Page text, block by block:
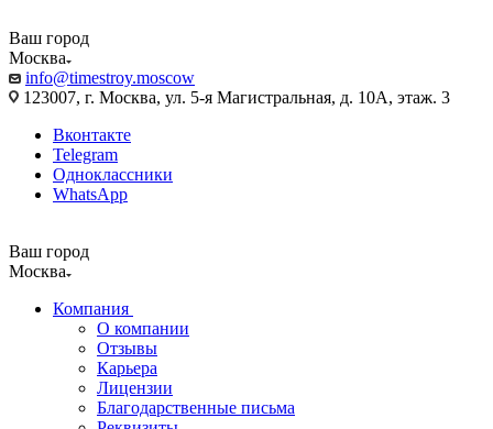
Ваш город
Москва
info@timestroy.moscow
123007, г. Москва, ул. 5-я Магистральная, д. 10А, этаж. 3
Вконтакте
Telegram
Одноклассники
WhatsApp
Ваш город
Москва
Компания
О компании
Отзывы
Карьера
Лицензии
Благодарственные письма